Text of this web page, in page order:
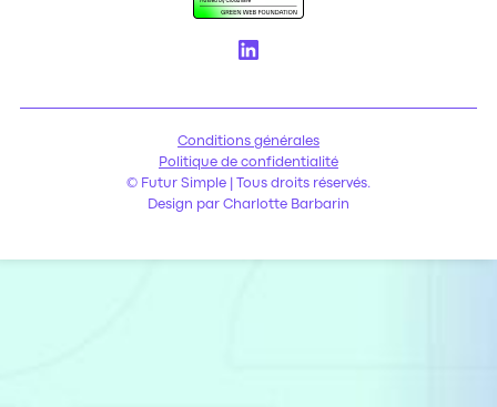
© Futur Simple | Tous droits réservés.
Conditions générales
Politique de confidentialité
Design par Charlotte Barbarin